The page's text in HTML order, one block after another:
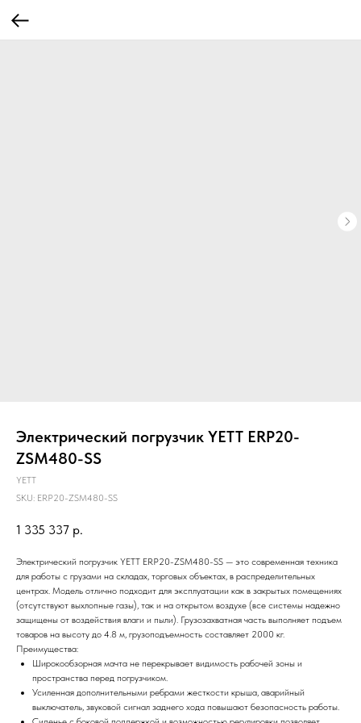
Электрический погрузчик YETT ERP20-
ZSM480-SS
YETT
SKU: ERP20-ZSM480-SS
1 335 337 р.
Электрический погрузчик YETT ERP20-ZSM480-SS — это современная техника
для работы с грузами на складах, торговых объектах, в распределительных
центрах. Модель отлично подходит для эксплуатации как в закрытых помещениях
(отсутствуют выхлопные газы), так и на открытом воздухе (все системы надежно
защищены от воздействия влаги и пыли). Грузозахватная часть выполняет подъем
товаров на высоту до 4.8 м, грузоподъемность составляет 2000 кг.
Преимущества:
Широкообзорная мачта не перекрывает видимость рабочей зоны и
пространства перед погрузчиком.
Усиленная дополнительными ребрами жесткости крыша, аварийный
выключатель, звуковой сигнал заднего хода повышают безопасность работы.